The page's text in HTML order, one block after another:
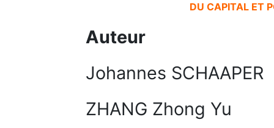
DU CAPITAL ET
Auteur
Johannes SCHAAPER
ZHANG Zhong Yu